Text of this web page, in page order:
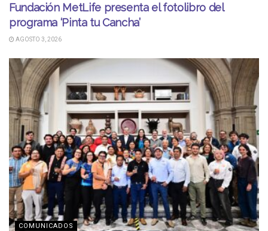
Fundación MetLife presenta el fotolibro del
programa ‘Pinta tu Cancha’
AGOSTO 3, 2026
COMUNICADOS